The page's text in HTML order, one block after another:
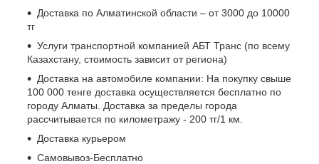
Доставка по Алматинской области – от 3000 до 10000
тг
Услуги транспортной компанией АБТ Транс (по всему
Казахстану, стоимость зависит от региона)
Доставка на автомобиле компании: На покупку свыше
100 000 тенге доставка осуществляется бесплатно по
городу Алматы. Доставка за пределы города
рассчитывается по километражу - 200 тг/1 км.
Доставка курьером
Самовывоз-Бесплатно